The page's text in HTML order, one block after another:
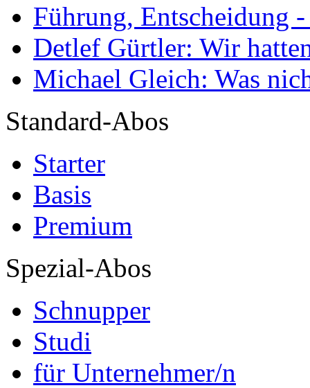
Führung, Entscheidung
Detlef Gürtler: Wir
Michael Gleich: Was
Standard-Abos
Starter
Basis
Premium
Spezial-Abos
Schnupper
Studi
für Unternehmer/n